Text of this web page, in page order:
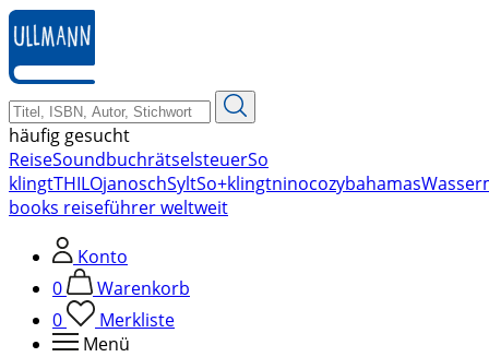
zum
Hauptinhalt
springen
häufig gesucht
ReiseSoundbuchrätselsteuerSo
klingtTHILOjanoschSyltSo+klingtninocozybahamas
books reiseführer weltweit
Konto
0
Warenkorb
0
Merkliste
Menü